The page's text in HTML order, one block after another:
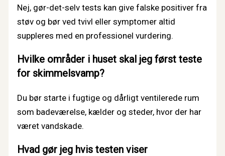
Nej, gør-det-selv tests kan give falske positiver fra
støv og bør ved tvivl eller symptomer altid
suppleres med en professionel vurdering.
Hvilke områder i huset skal jeg først teste
for skimmelsvamp?
Du bør starte i fugtige og dårligt ventilerede rum
som badeværelse, kælder og steder, hvor der har
været vandskade.
Hvad gør jeg hvis testen viser